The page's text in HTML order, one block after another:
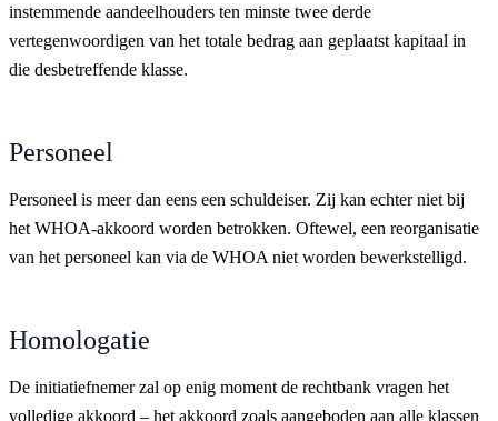
instemmende aandeelhouders ten minste twee derde
vertegenwoordigen van het totale bedrag aan geplaatst kapitaal in
die desbetreffende klasse.
Personeel
Personeel is meer dan eens een schuldeiser. Zij kan echter niet bij
het WHOA-akkoord worden betrokken. Oftewel, een reorganisatie
van het personeel kan via de WHOA niet worden bewerkstelligd.
Homologatie
De initiatiefnemer zal op enig moment de rechtbank vragen het
volledige akkoord – het akkoord zoals aangeboden aan alle klassen